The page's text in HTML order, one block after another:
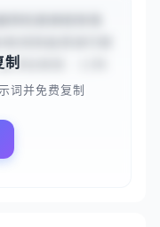
项目类型：{{科
词并免费复制